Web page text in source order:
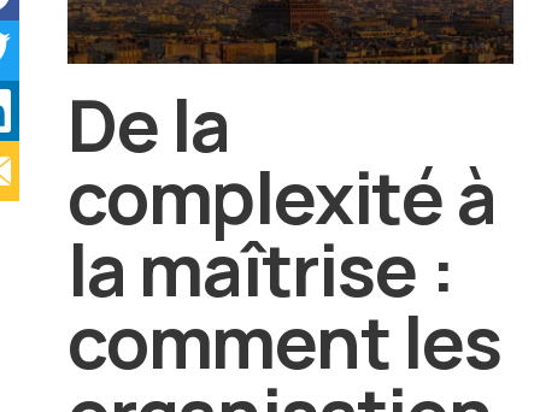
De la
complexité à
la maîtrise :
comment les